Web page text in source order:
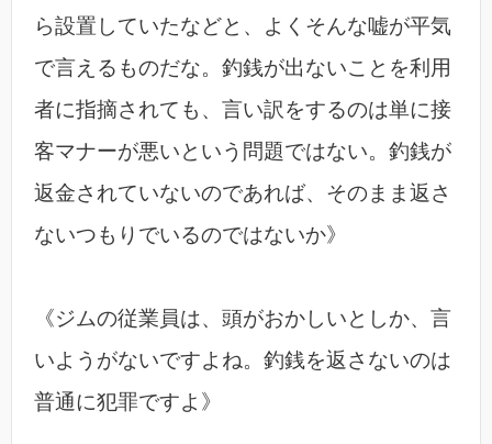
ら設置していたなどと、よくそんな嘘が平気
で言えるものだな。釣銭が出ないことを利用
者に指摘されても、言い訳をするのは単に接
客マナーが悪いという問題ではない。釣銭が
返金されていないのであれば、そのまま返さ
ないつもりでいるのではないか》
《ジムの従業員は、頭がおかしいとしか、言
いようがないですよね。釣銭を返さないのは
普通に犯罪ですよ》